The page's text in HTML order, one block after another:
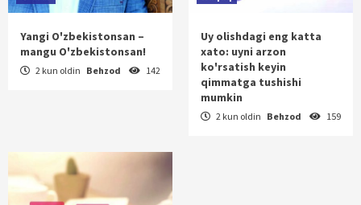
Yangi O'zbekistonsan –
mangu O'zbekistonsan!
2 kun oldin Behzod 142
Uy olishdagi eng katta
xato: uyni arzon
ko'rsatish keyin
qimmatga tushishi
mumkin
2 kun oldin Behzod 159